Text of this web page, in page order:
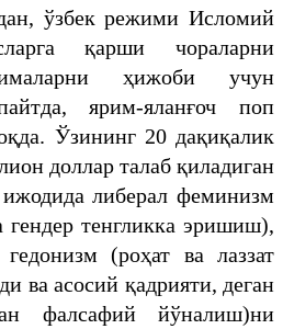
ўзбек режими Исломий
қарши чораларни
ҳижоби учун
ярим-яланғоч поп
Ўзининг 20 дақиқалик
доллар талаб қиладиган
либерал феминизм
тенгликка эришиш),
(роҳат ва лаззат
ва асосий қадрияти, деган
фалсафий йўналиш)ни